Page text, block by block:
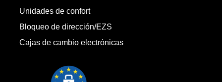
Unidades de confort
Bloqueo de dirección/EZS
Cajas de cambio electrónicas